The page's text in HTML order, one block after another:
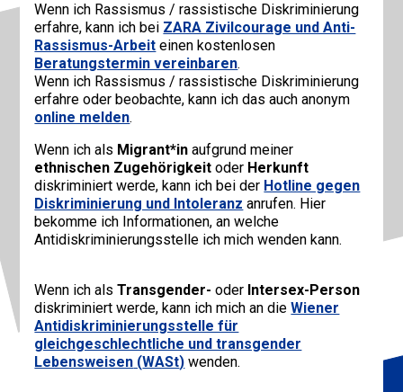
Wenn ich Rassismus / rassistische Diskriminierung
erfahre, kann ich bei ZARA Zivilcourage und Anti-
Rassismus-Arbeit einen kostenlosen
Beratungstermin vereinbaren.
Wenn ich Rassismus / rassistische Diskriminierung
erfahre oder beobachte, kann ich das auch anonym
online melden.
Wenn ich als Migrant*in aufgrund meiner
ethnischen Zugehörigkeit oder Herkunft
diskriminiert werde, kann ich bei der Hotline gegen
Diskriminierung und Intoleranz anrufen. Hier
bekomme ich Informationen, an welche
Antidiskriminierungsstelle ich mich wenden kann.
Wenn ich alsTransgender- oder Intersex-Person
diskriminiert werde, kann ich mich an dieWiener
Antidiskriminierungsstelle für
gleichgeschlechtliche und transgender
Lebensweisen (WASt) wenden.